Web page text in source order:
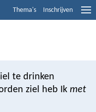
Thema's Inschrijven
te drinken
ziel heb Ik met